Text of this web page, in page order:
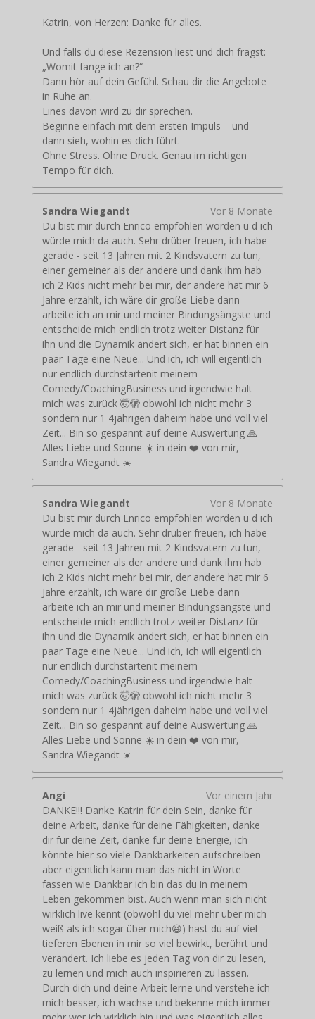
Katrin, von Herzen: Danke für alles.
Und falls du diese Rezension liest und dich fragst:
„Womit fange ich an?“
Dann hör auf dein Gefühl. Schau dir die Angebote
in Ruhe an.
Eines davon wird zu dir sprechen.
Beginne einfach mit dem ersten Impuls – und
dann sieh, wohin es dich führt.
Ohne Stress. Ohne Druck. Genau im richtigen
Tempo für dich.
Sandra Wiegandt
Vor 8 Monate
Du bist mir durch Enrico empfohlen worden u d ich
würde mich da auch. Sehr drüber freuen, ich habe
gerade - seit 13 Jahren mit 2 Kindsvatern zu tun,
einer gemeiner als der andere und dank ihm hab
ich 2 Kids nicht mehr bei mir, der andere hat mir 6
Jahre erzählt, ich wäre dir große Liebe dann
arbeite ich an mir und meiner Bindungsängste und
entscheide mich endlich trotz weiter Distanz für
ihn und die Dynamik ändert sich, er hat binnen ein
paar Tage eine Neue... Und ich, ich will eigentlich
nur endlich durchstartenit meinem
Comedy/CoachingBusiness und irgendwie halt
mich was zurück 🤯🫣 obwohl ich nicht mehr 3
sondern nur 1 4jährigen daheim habe und voll viel
Zeit... Bin so gespannt auf deine Auswertung 🙏
Alles Liebe und Sonne ☀️ in dein ❤️ von mir,
Sandra Wiegandt ☀️
Sandra Wiegandt
Vor 8 Monate
Du bist mir durch Enrico empfohlen worden u d ich
würde mich da auch. Sehr drüber freuen, ich habe
gerade - seit 13 Jahren mit 2 Kindsvatern zu tun,
einer gemeiner als der andere und dank ihm hab
ich 2 Kids nicht mehr bei mir, der andere hat mir 6
Jahre erzählt, ich wäre dir große Liebe dann
arbeite ich an mir und meiner Bindungsängste und
entscheide mich endlich trotz weiter Distanz für
ihn und die Dynamik ändert sich, er hat binnen ein
paar Tage eine Neue... Und ich, ich will eigentlich
nur endlich durchstartenit meinem
Comedy/CoachingBusiness und irgendwie halt
mich was zurück 🤯🫣 obwohl ich nicht mehr 3
sondern nur 1 4jährigen daheim habe und voll viel
Zeit... Bin so gespannt auf deine Auswertung 🙏
Alles Liebe und Sonne ☀️ in dein ❤️ von mir,
Sandra Wiegandt ☀️
Angi
Vor einem Jahr
DANKE!!! Danke Katrin für dein Sein, danke für
deine Arbeit, danke für deine Fähigkeiten, danke
dir für deine Zeit, danke für deine Energie, ich
könnte hier so viele Dankbarkeiten aufschreiben
aber eigentlich kann man das nicht in Worte
fassen wie Dankbar ich bin das du in meinem
Leben gekommen bist. Auch wenn man sich nicht
wirklich live kennt (obwohl du viel mehr über mich
weiß als ich sogar über mich😆) hast du auf viel
tieferen Ebenen in mir so viel bewirkt, berührt und
verändert. Ich liebe es jeden Tag von dir zu lesen,
zu lernen und mich auch inspirieren zu lassen.
Durch dich und deine Arbeit lerne und verstehe ich
mich besser, ich wachse und bekenne mich immer